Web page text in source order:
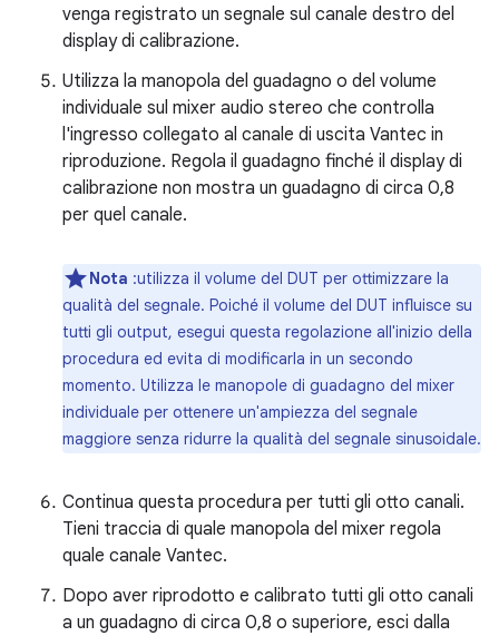
venga registrato un segnale sul canale destro del
display di calibrazione.
Utilizza la manopola del guadagno o del volume
individuale sul mixer audio stereo che controlla
l'ingresso collegato al canale di uscita Vantec in
riproduzione. Regola il guadagno finché il display di
calibrazione non mostra un guadagno di circa 0,8
per quel canale.
Nota :utilizza il volume del DUT per ottimizzare la
qualità del segnale. Poiché il volume del DUT influisce su
tutti gli output, esegui questa regolazione all'inizio della
procedura ed evita di modificarla in un secondo
momento. Utilizza le manopole di guadagno del mixer
individuale per ottenere un'ampiezza del segnale
maggiore senza ridurre la qualità del segnale sinusoidale.
Continua questa procedura per tutti gli otto canali.
Tieni traccia di quale manopola del mixer regola
quale canale Vantec.
Dopo aver riprodotto e calibrato tutti gli otto canali
a un guadagno di circa 0,8 o superiore, esci dalla